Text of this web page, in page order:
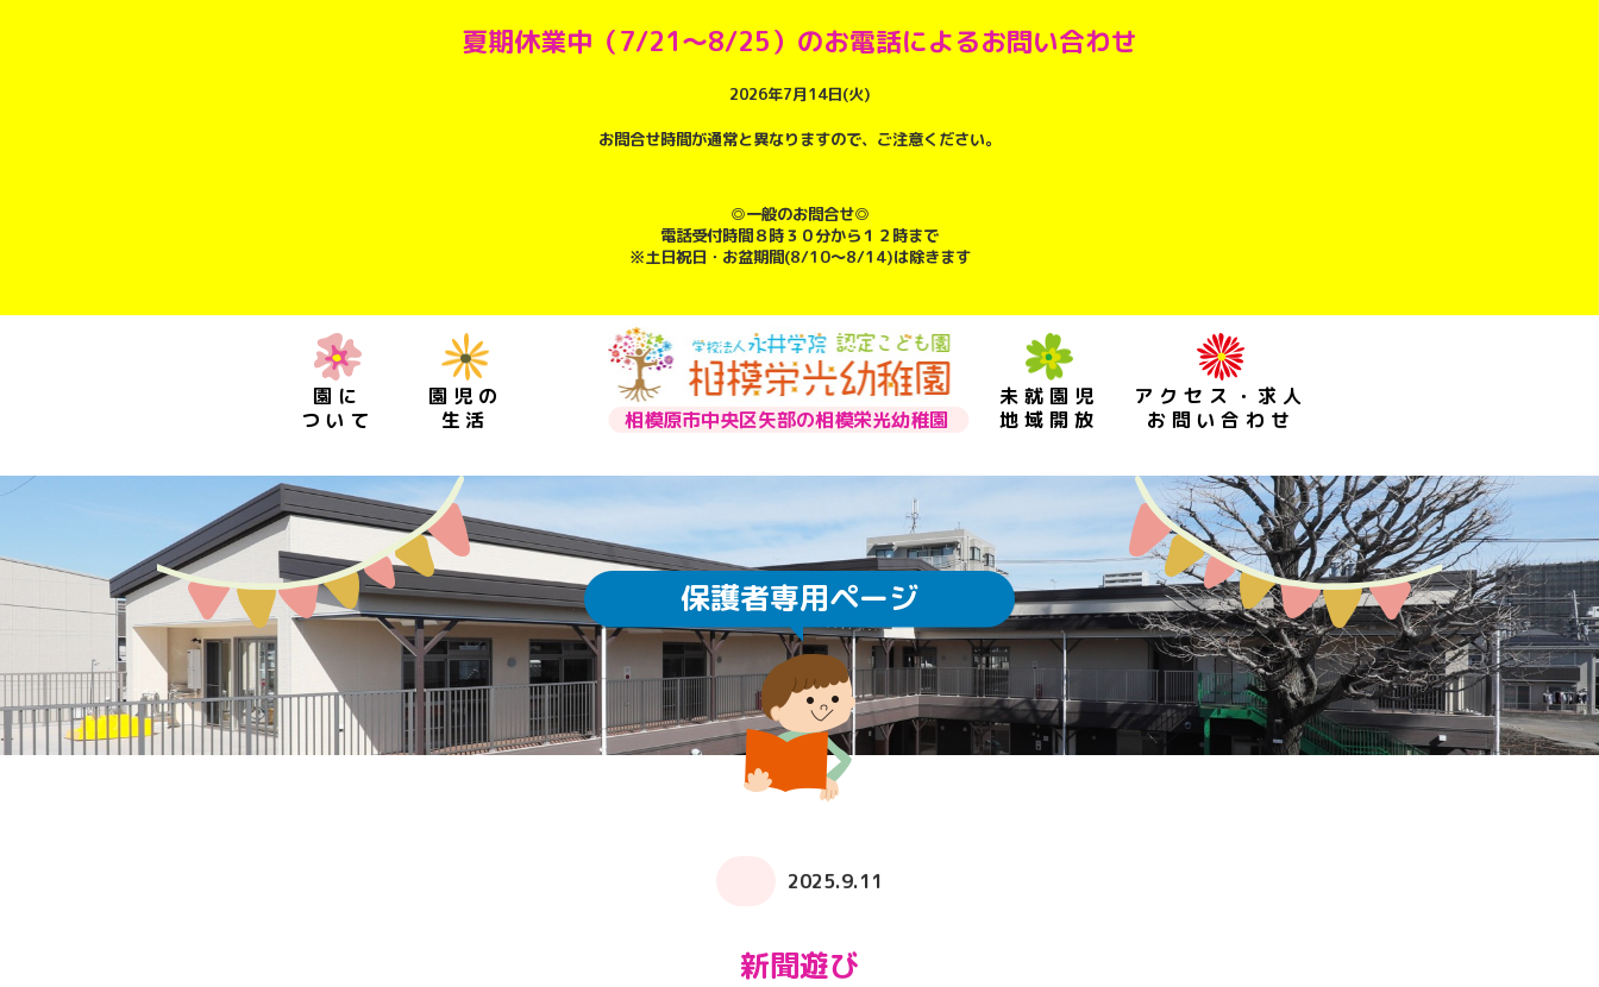
夏期休業中（7/21～8/25）のお電話によるお問い合わせ
2026年7月14日(火)
お問合せ時間が通常と異なりますので、ご注意ください。
◎一般のお問合せ◎
電話受付時間８時３０分から１２時まで
※土日祝日・お盆期間(8/10～8/14)は除きます
相模原市中央区矢部の相模栄光幼稚園
園に
ついて
教育保育について 通園方法 ICTの利用 園の概要
園児の
生活
園の環境 生活の流れ クラスについて 給食・食育 預かり保育 課外教室
未就園児
地域開放
募集案内
入園説明会
未就園児教室
園庭開放
子育てサロン ぽかぽか
地域開放
アクセス・求人
お問い合わせ
アクセスMAP 求人情報 お問い合わせ
保護者専用ページ
2025.9.11
新聞遊び